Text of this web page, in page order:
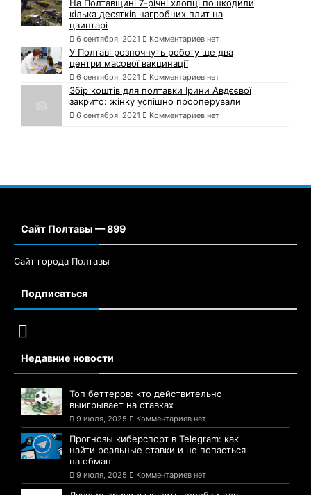
На Полтавщині 7-річні хлопці пошкодили
кілька десятків нагробних плит на
цвинтарі
6 сентября, 2021 Комментариев нет
У Полтаві розпочнуть роботу ще два
центри масової вакцинації
6 сентября, 2021 Комментариев нет
Збір коштів для полтавки Ірини Авдєєвої
закрито: жінку успішно прооперували
6 сентября, 2021 Комментариев нет
Сайт Полтавы — 899
Сайт города Полтавы
Подписаться
Недавние новости
Топ беттеров: кто действительно
выигрывает на ставках
9 июля, 2025 Комментариев нет
Прогнозы киберспорт в Telegram: как
найти реальные ставки и не попасться
на обман
9 июля, 2025 Комментариев нет